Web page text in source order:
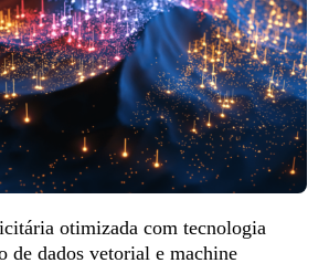
otimizada com tecnologia
de dados vetorial e machine